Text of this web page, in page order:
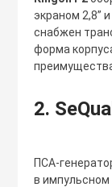
экраном 2,8”
снабжен
форма
2.
ПСА-
в